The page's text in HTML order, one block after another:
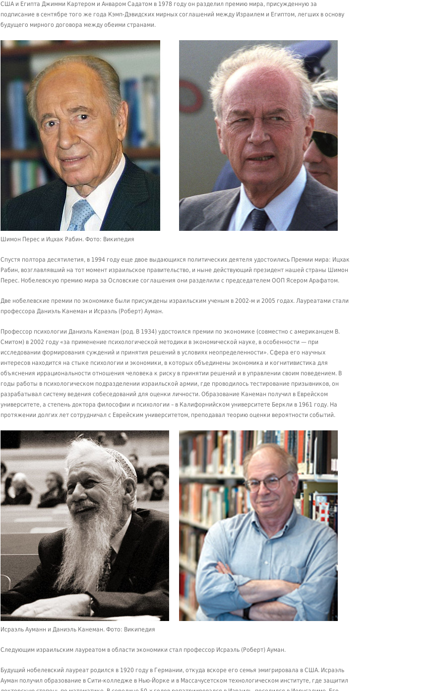
США и Египта Джимми Картером и Анваром Садатом в 1978 году он разделил премию мира, присужденную за
подписание в сентябре того же года Кэмп-Дэвидских мирных соглашений между Израилем и Египтом, легших в основу
будущего мирного договора между обеими странами.
Шимон Перес и Ицхак Рабин. Фото: Википедия
Спустя полтора десятилетия, в 1994 году еще двое выдающихся политических деятеля удостоились Премии мира: Ицхак
Рабин, возглавлявший на тот момент израильское правительство, и ныне действующий президент нашей страны Шимон
Перес. Нобелевскую премию мира за Ословские соглашения они разделили с председателем ООП Ясером Арафатом.
Две нобелевские премии по экономике были присуждены израильским ученым в 2002-м и 2005 годах. Лауреатами стали
профессора Даниэль Канеман и Исраэль (Роберт) Ауман.
Профессор психологии Даниэль Канеман (род. В 1934) удостоился премии по экономике (совместно с американцем В.
Смитом) в 2002 году «за применение психологической методики в экономической науке, в особенности — при
исследовании формирования суждений и принятия решений в условиях неопределенности». Сфера его научных
интересов находится на стыке психологии и экономики, в которых объединены экономика и когнитивистика для
объяснения иррациональности отношения человека к риску в принятии решений и в управлении своим поведением. В
годы работы в психологическом подразделении израильской армии, где проводилось тестирование призывников, он
разрабатывал систему ведения собеседований для оценки личности. Образование Канеман получил в Еврейском
университете, а степень доктора философии и психологии – в Калифорнийском университете Беркли в 1961 году. На
протяжении долгих лет сотрудничал с Еврейским университетом, преподавал теорию оценки вероятности событий.
Исраэль Ауманн и Даниэль Канеман. Фото: Википедия
Следующим израильским лауреатом в области экономики стал профессор Исраэль (Роберт) Ауман.
Будущий нобелевский лауреат родился в 1920 году в Германии, откуда вскоре его семья эмигрировала в США. Исраэль
Ауман получил образование в Сити-колледже в Нью-Йорке и в Массачусетском технологическом институте, где защитил